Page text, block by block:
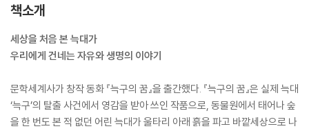
책소개
세상을 처음 본 늑대가
우리에게 건네는 자유와 생명의 이야기
문학세계사가 창작 동화 『늑구의 꿈』을 출간했다. 『늑구의 꿈』은 실제 늑대
‘늑구’의 탈출 사건에서 영감을 받아 쓰인 작품으로, 동물원에서 태어나 숲
을 한 번도 본 적 없던 어린 늑대가 울타리 아래 흙을 파고 바깥세상으로 나